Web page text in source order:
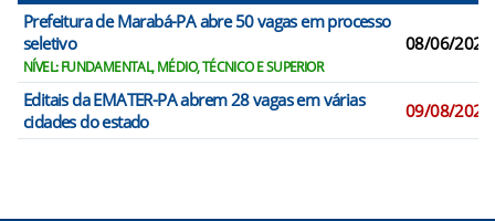
Prefeitura de Marabá-PA abre 50 vagas em processo
seletivo
NÍVEL: FUNDAMENTAL, MÉDIO, TÉCNICO E SUPERIOR
08/06/2026
Editais da EMATER-PA abrem 28 vagas em várias
cidades do estado
09/08/2026